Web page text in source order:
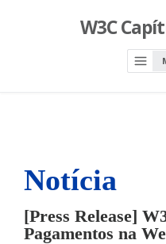
W3C
Notícia
[Press Release]
Pagamentos na